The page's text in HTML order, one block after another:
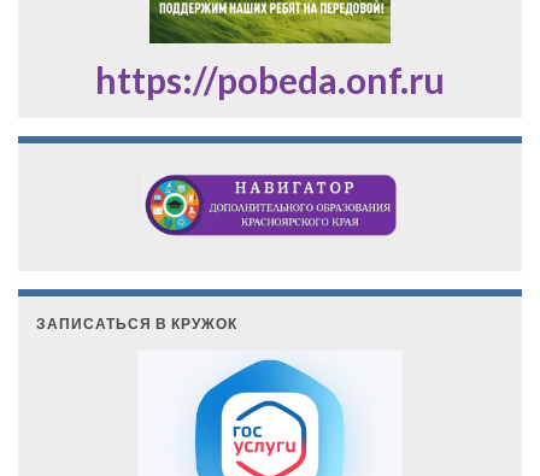
https://pobeda.onf.ru
ЗАПИСАТЬСЯ В КРУЖОК